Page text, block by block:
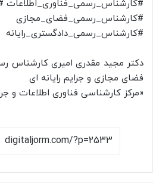
#کارشناس_رسمی_فناوری_اطلاعات
#کارشناس_رسمی_فضای_مجازی
#کارشناس_رسمی_دادگستری_رایانه
دکتر مجید مقدری امیری کارشناس
فضای مجازی و جرایم رایانه ای
«مرکز کارشناسی فناوری اطلاعات و